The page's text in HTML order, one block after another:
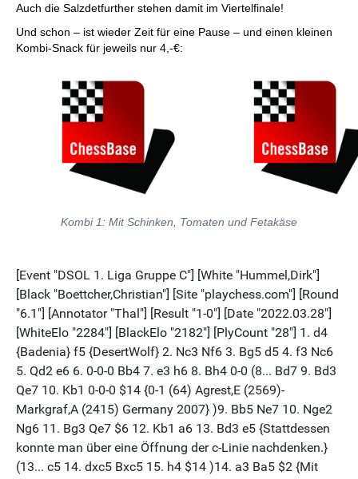
Auch die Salzdetfurther stehen damit im Viertelfinale!
Und schon – ist wieder Zeit für eine Pause – und einen kleinen
Kombi-Snack für jeweils nur 4,-€:
Kombi 1: Mit Schinken, Tomaten und Fetakäse